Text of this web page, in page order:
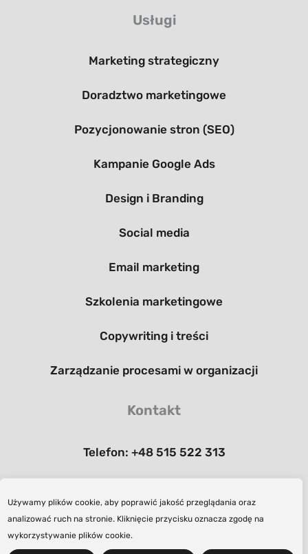
Używamy plików cookie, aby poprawić jakość przeglądania oraz
analizować ruch na stronie. Kliknięcie przycisku oznacza zgodę na
wykorzystywanie plików cookie.
Usługi
Marketing strategiczny
Doradztwo marketingowe
Pozycjonowanie stron (SEO)
Kampanie Google Ads
Design i Branding
Social media
Email marketing
Szkolenia marketingowe
Copywriting i treści
Zarządzanie procesami w organizacji
Kontakt
Telefon: +48 515 522 313
Księżycowa 3, 83-010, Straszyn
Polityka prywatności